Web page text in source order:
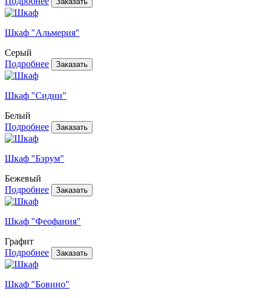
Шкаф "Альмерия"
Серый
Подробнее
Шкаф "Сидни"
Белый
Подробнее
Шкаф "Бэрум"
Бежевый
Подробнее
Шкаф "Феофания"
Графит
Подробнее
Шкаф "Бовино"